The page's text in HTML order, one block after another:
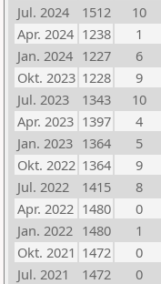
Jul. 2024
1512 10
Apr. 2024 1238 1
Jan. 2024 1227 6
Okt. 2023 1228 9
Jul. 2023
1343 10
Apr. 2023 1397 4
Jan. 2023 1364 5
Okt. 2022 1364 9
Jul. 2022
1415 8
Apr. 2022 1480 0
Jan. 2022 1480 1
Okt. 2021 1472 0
Jul. 2021
1472 0